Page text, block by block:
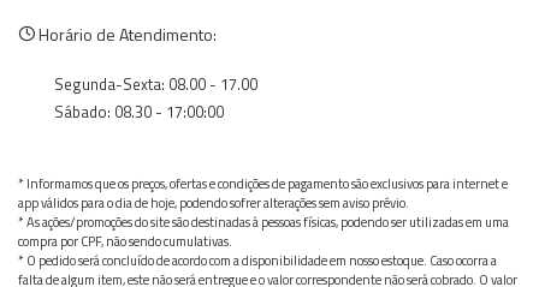
Horário de Atendimento:
Segunda-Sexta: 08.00 - 17.00
Sábado: 08.30 - 17:00:00
* Informamos que os preços, ofertas e condições de pagamento são exclusivos para internet e
app válidos para o dia de hoje, podendo sofrer alterações sem aviso prévio.
* As ações/promoções do site são destinadas à pessoas físicas, podendo ser utilizadas em uma
compra por CPF, não sendo cumulativas.
* O pedido será concluído de acordo com a disponibilidade em nosso estoque. Caso ocorra a
falta de algum item, este não será entregue e o valor correspondente não será cobrado. O valor